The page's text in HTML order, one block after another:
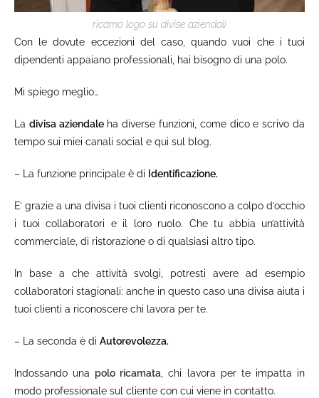
ricamo logo su divise aziendali
Con le dovute eccezioni del caso, quando vuoi che i tuoi
dipendenti appaiano professionali, hai bisogno di una polo.
Mi spiego meglio…
La divisa aziendaleha diverse funzioni, come dico e scrivo da
tempo sui miei canali social e qui sul blog.
– La funzione principale è di Identificazione.
E’ grazie a una divisa i tuoi clienti riconoscono a colpo d’occhio
i tuoi collaboratori e il loro ruolo. Che tu abbia un’attività
commerciale, di ristorazione o di qualsiasi altro tipo.
In base a che attività svolgi, potresti avere ad esempio
collaboratori stagionali: anche in questo caso una divisa aiuta i
tuoi clienti a riconoscere chi lavora per te.
– La seconda è di Autorevolezza.
Indossando una polo ricamata , chi lavora per te impatta in
modo professionale sul cliente con cui viene in contatto.